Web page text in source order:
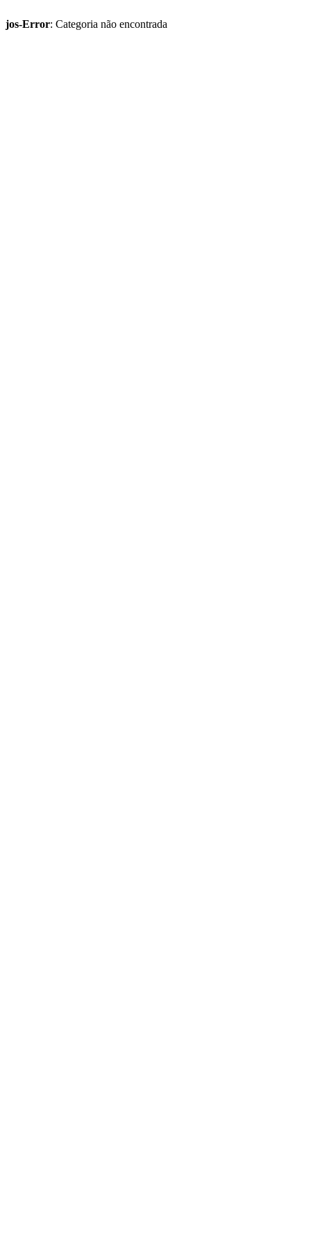
jos-Error: Categoria não encontrada